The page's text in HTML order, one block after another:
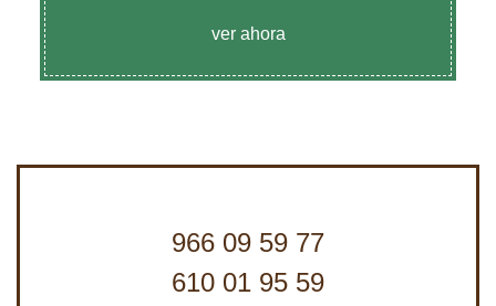
ver ahora
966 09 59 77
610 01 95 59